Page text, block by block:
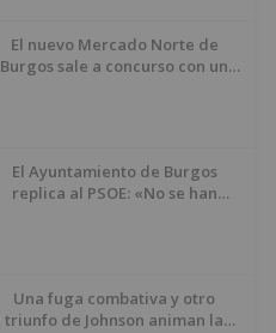
El nuevo Mercado Norte de
Burgos sale a concurso con un
El Ayuntamiento de Burgos
replica al PSOE: «No se han
Una fuga combativa y otro
triunfo de Johnson animan la